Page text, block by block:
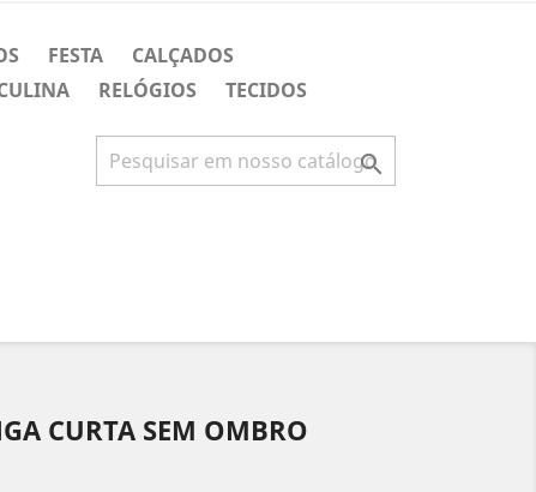
FESTA
CALÇADOS
RELÓGIOS TECIDOS

CURTA SEM OMBRO